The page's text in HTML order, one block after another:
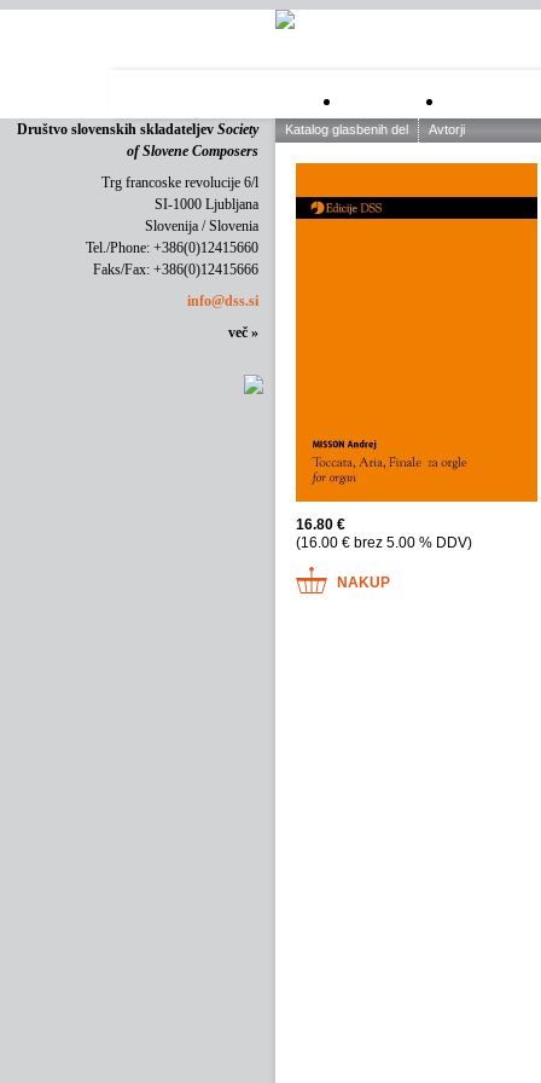
Društvo slovenskih skladateljev Society
of Slovene Composers
Trg francoske revolucije 6/l
SI-1000 Ljubljana
Slovenija / Slovenia
Tel./Phone: +386(0)12415660
Faks/Fax: +386(0)12415666
info@dss.si
več »
O DRUŠTVU